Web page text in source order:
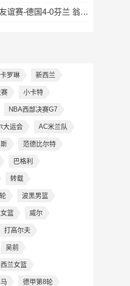
2026年06月01日 友谊赛-德国4-0芬兰 翁达夫2射1传+伤退维尔茨、穆西亚拉破门
卡罗琳 新西兰
‌小卡特
NBA西部决赛G7
大运会 AC米兰队
范德比尔特
巴格利
转载
波黑男篮
篮 威尔
打高尔夫
吴前
兰女篮
德甲第8轮